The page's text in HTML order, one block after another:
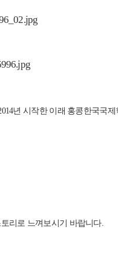
년 시작한 이래 홍콩한국국
리로 느껴보시기 바랍니다.